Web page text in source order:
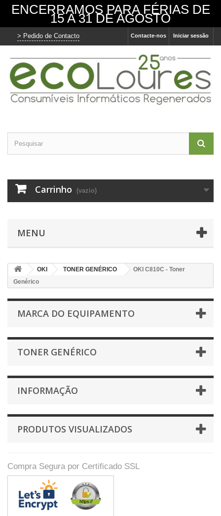
ENCERRAMOS PARA FÉRIAS DE
15 A 31 DE AGOSTO
Iniciar sessão
Contacte-nos
> Pedido de Contacto
Carrinho (vazio)
MENU
OKI TONER GENÉRICO
OKI C810C - Toner
Genérico
MARCA DO EQUIPAMENTO
TONER GENÉRICO
INFORMAÇÃO
PRODUTOS VISUALIZADOS
Compra Segura por Certificado SSL